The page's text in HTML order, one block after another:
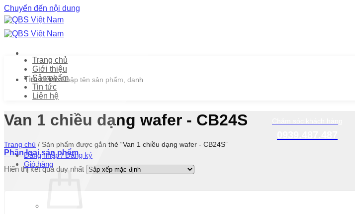
Chuyển đến nội dung
Tìm kiếm:
Đăng nhập / Đăng ký
Giỏ hàng
Trang chủ
Giới thiệu
Sản phẩm
Tin tức
Liên hệ
Van 1 chiều dạng wafer - CB24S
Trang chủ / Sản phẩm được gắn thẻ “Van 1 chiều dạng wafer - CB24S”
Phân loại sản phẩm
Hiển thị kết quả duy nhất